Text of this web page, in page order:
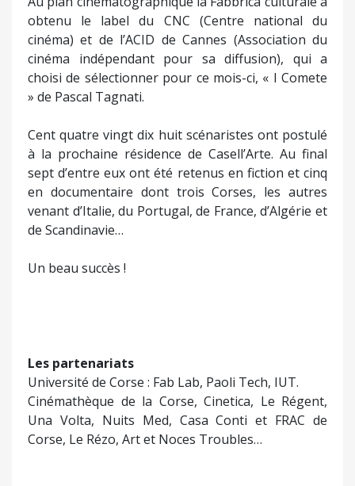
obtenu le label du CNC (Centre national du
cinéma) et de l’ACID de Cannes (Association du
cinéma indépendant pour sa diffusion), qui a
choisi de sélectionner pour ce mois-ci, « I Comete
» de Pascal Tagnati.
Cent quatre vingt dix huit scénaristes ont postulé
à la prochaine résidence de Casell’Arte. Au final
sept d’entre eux ont été retenus en fiction et cinq
en documentaire dont trois Corses, les autres
venant d’Italie, du Portugal, de France, d’Algérie et
de Scandinavie…
Un beau succès !
Les partenariats
Université de Corse : Fab Lab, Paoli Tech, IUT.
Cinémathèque de la Corse, Cinetica, Le Régent,
Una Volta, Nuits Med, Casa Conti et FRAC de
Corse, Le Rézo, Art et Noces Troubles…